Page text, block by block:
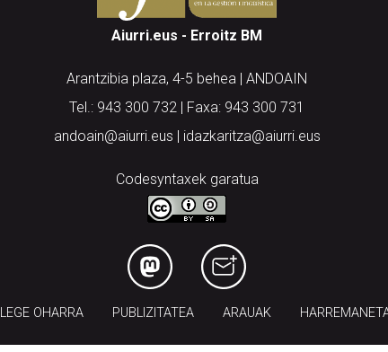
Aiurri.eus - Erroitz BM
Arantzibia plaza, 4-5 behea | ANDOAIN
Tel.: 943 300 732 | Faxa: 943 300 731
andoain@aiurri.eus | idazkaritza@aiurri.eus
Codesyntaxek garatua
LEGE OHARRA PUBLIZITATEA ARAUAK